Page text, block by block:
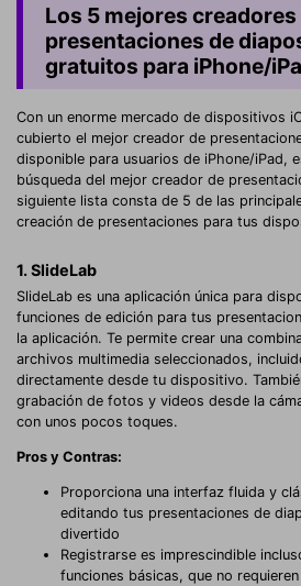
Los 5 mejores creadores
presentaciones de
gratuitos para iPhone/
Con un enorme mercado de dispositivos
cubierto el mejor creador de
disponible para usuarios de iPhone/iPad,
búsqueda del mejor creador de
siguiente lista consta de 5 de las
creación de presentaciones para tus
1. SlideLab
SlideLab es una aplicación única para
funciones de edición para tus
la aplicación. Te permite crear una
archivos multimedia seleccionados,
directamente desde tu dispositivo.
grabación de fotos y videos desde la
con unos pocos toques.
Pros y Contras:
Proporciona una interfaz fluida y
editando tus presentaciones de
divertido
Registrarse es imprescindible
funciones básicas, que no